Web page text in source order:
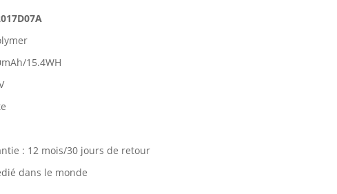
15.4WH
: 12 mois/30 jours de retour
dans le monde